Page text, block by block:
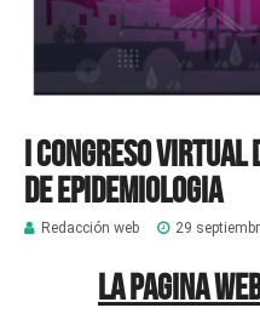
I Congreso virtual
de Epidemiologia
Redacción web 29
la pagina